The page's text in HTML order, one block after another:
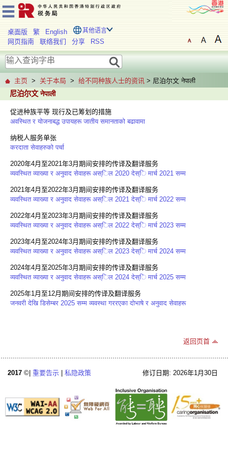
桌面版 繁 English 其他语言
网页指南 联络我们 分享 RSS
主页 > 关于本局 > 给不同种族人士的资讯 > 尼泊尔文 नेपाली
尼泊尔文 नेपाली
促进种族平等 现行及已筹划的措施
अवस्थित र योजनाबद्ध उपायहरू जातीय समानताको बढावामा
纳税人服务单张
करदाता सेवाहरुको पर्चा
2020年4月至2021年3月期间安排的传译及翻译服务
व्यवस्थित व्याख्या र अनुवाद सेवाहरू अस्िल 2020 देस्ि मार्च 2021 सम्म
2021年4月至2022年3月期间安排的传译及翻译服务
व्यवस्थित व्याख्या र अनुवाद सेवाहरू अस्िल 2021 देस्ि मार्च 2022 सम्म
2022年4月至2023年3月期间安排的传译及翻译服务
व्यवस्थित व्याख्या र अनुवाद सेवाहरू अस्िल 2022 देस्ि मार्च 2023 सम्म
2023年4月至2024年3月期间安排的传译及翻译服务
व्यवस्थित व्याख्या र अनुवाद सेवाहरू अस्िल 2023 देस्ि मार्च 2024 सम्म
2024年4月至2025年3月期间安排的传译及翻译服务
व्यवस्थित व्याख्या र अनुवाद सेवाहरू अस्िल 2024 देस्ि मार्च 2025 सम्म
2025年1月至12月期间安排的传译及翻译服务
जनवरी देखि डिसेम्बर 2025 सम्म व्यवस्था गररएका दोभाषे र अनुवाद सेवाहरू
返回页首
2017 ©| 重要告示 私隐政策 修订日期: 2026年1月30日